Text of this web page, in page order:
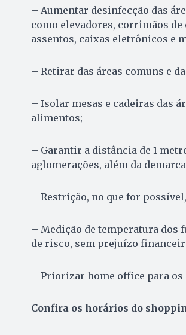
– Aumentar desinfecção das
como elevadores, corrimãos de
assentos, caixas eletrônicos e
– Retirar das áreas comuns e
– Isolar mesas e cadeiras das
alimentos;
– Garantir a distância de 1
aglomerações, além da
– Restrição, no que for
– Medição de temperatura dos
de risco, sem prejuízo
– Priorizar home office para
Confira os horários do